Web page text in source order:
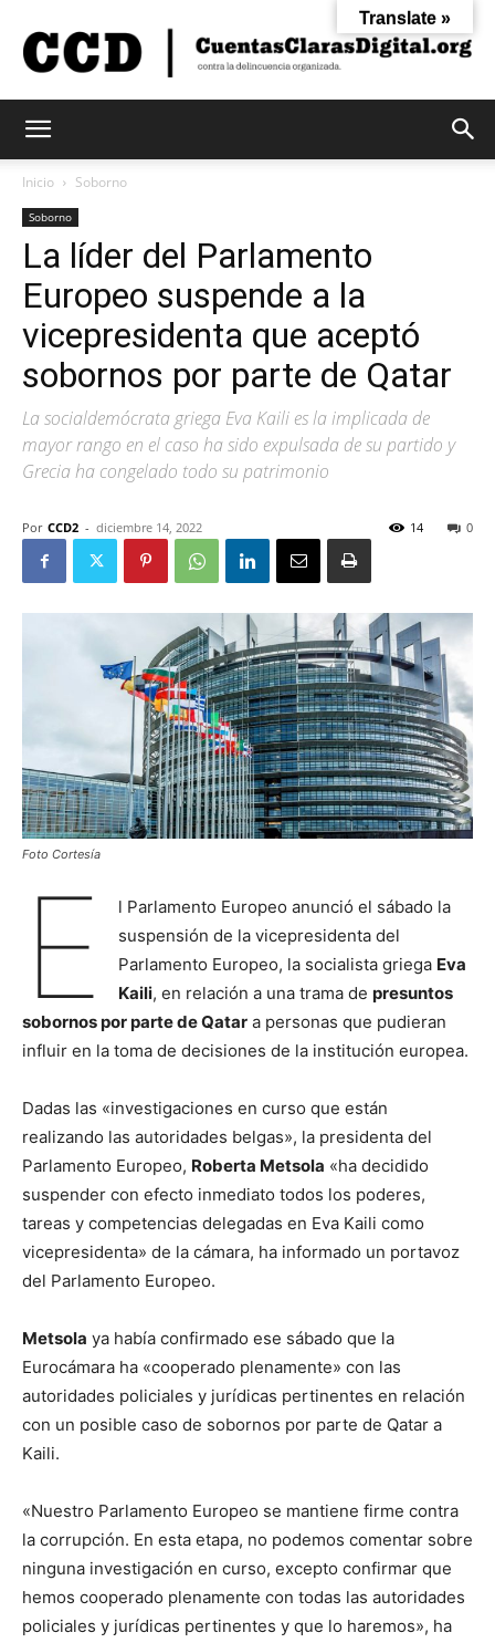
Claras
Digital
Inicio Soborno
Soborno
La líder del Parlamento
Europeo suspende a la
vicepresidenta que aceptó
sobornos por parte de Qatar
La socialdemócrata griega Eva Kaili es la implicada de
mayor rango en el caso ha sido expulsada de su partido y
Grecia ha congelado todo su patrimonio
Por CCD2 - diciembre 14, 2022 0
14
Foto Cortesía
E
l Parlamento Europeo anunció el sábado la
suspensión de la vicepresidenta del
Parlamento Europeo, la socialista griega Eva
Kaili, en relación a una trama de presuntos
sobornos por parte de Qatar a personas que pudieran
influir en la toma de decisiones de la institución europea.
Dadas las «investigaciones en curso que están
realizando las autoridades belgas», la presidenta del
Parlamento Europeo, Roberta Metsola «ha decidido
suspender con efecto inmediato todos los poderes,
tareas y competencias delegadas en Eva Kaili como
vicepresidenta» de la cámara, ha informado un portavoz
del Parlamento Europeo.
Metsola ya había confirmado ese sábado que la
Eurocámara ha «cooperado plenamente» con las
autoridades policiales y jurídicas pertinentes en relación
con un posible caso de sobornos por parte de Qatar a
Kaili.
«Nuestro Parlamento Europeo se mantiene firme contra
la corrupción. En esta etapa, no podemos comentar sobre
ninguna investigación en curso, excepto confirmar que
hemos cooperado plenamente con todas las autoridades
policiales y jurídicas pertinentes y que lo haremos», ha
Translate »